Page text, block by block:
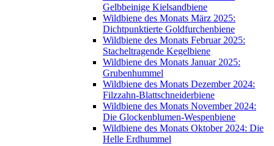
Gelbbeinige Kielsandbiene
Wildbiene des Monats März 2025:
Dichtpunktierte Goldfurchenbiene
Wildbiene des Monats Februar 2025:
Stacheltragende Kegelbiene
Wildbiene des Monats Januar 2025:
Grubenhummel
Wildbiene des Monats Dezember 2024:
Filzzahn-Blattschneiderbiene
Wildbiene des Monats November 2024:
Die Glockenblumen-Wespenbiene
Wildbiene des Monats Oktober 2024: Die
Helle Erdhummel